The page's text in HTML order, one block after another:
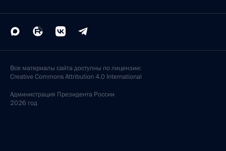
Все материалы сайта доступны по лицензии:
Creative Commons Attribution 4.0 International
Администрация Президента России
2026 год